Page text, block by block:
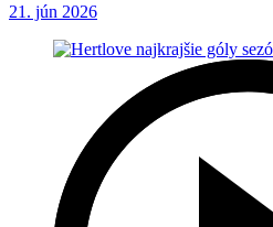
21. jún 2026